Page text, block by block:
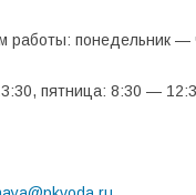
работы: понедельник —
пятница: 8:30 —